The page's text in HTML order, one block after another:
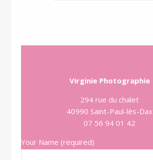
Virginie Photographie
294 rue du chalet
40990 Saint-Paul-lès-Dax
07 56 94 01 42
Your Name (required)